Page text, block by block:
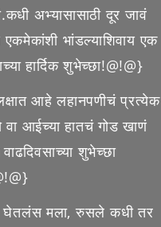
अभ्यासासाठी दूर जावं
एकमेकांशी भांडल्याशिवाय एक
हार्दिक शुभेच्छा!@!@}
आहे लहानपणीचं प्रत्येक
आईच्या हातचं गोड खाणं
शुभेच्छा
घेतलंस मला, रुसले कधी तर